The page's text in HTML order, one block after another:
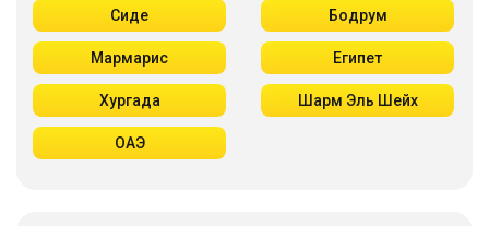
Сиде Бодрум
Мармарис Египет
Хургада Шарм Эль Шейх
ОАЭ